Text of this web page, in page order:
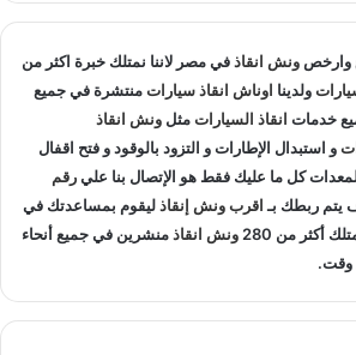
سيارتك ونقلك في الحال فنحن حريصين علي
انقاذ السياراتالتي قد تحتاج اليها سواء
.
:
سيارتك يحتاج الي تغيير او اصلاح حيث
بتغيير واستبدال الاطار في الطريق حال
وارخص ونش انقاذفي مصر لاننا نمتلك خبرة اكثر من
ولدينا اوناش انقاذ سياراتمنتشرة في جميع
خدمات انقاذ السياراتمثل ونش انقاذ
و استبدال الإطارات و التزود بالوقود و فتح اقفال
كل ما عليك فقط هو الإتصال بنا عليرقم
يتم ربطك بـ اقرب ونش إنقاذليقوم بمساعدتك في
أكثر من 280 ونش انقاذمنشرين في جميع أنحاء
وقت.